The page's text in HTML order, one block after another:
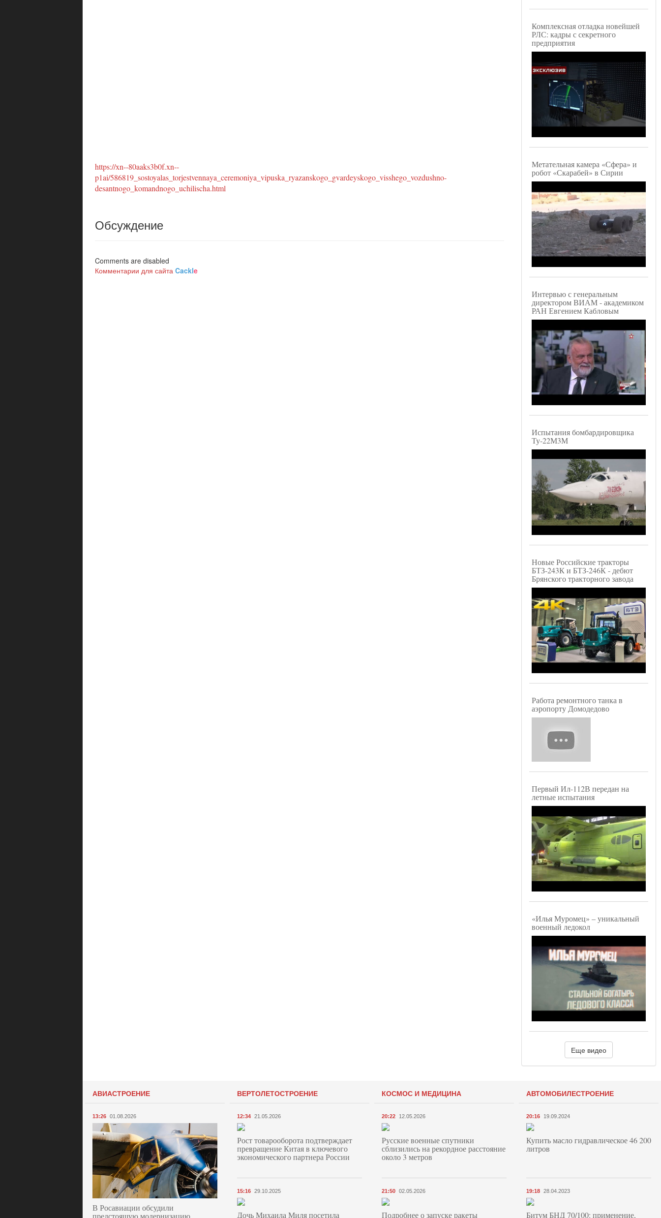
https://xn--80aaks3b0f.xn--
p1ai/586819_sostoyalas_torjestvennaya_ceremoniya_vipuska_ryazanskogo_gvardeyskogo_visshego_vozdushno-
desantnogo_komandnogo_uchilischa.html
Обсуждение
Comments are disabled
Комментарии для сайта Cackle
Комплексная отладка новейшей
РЛС: кадры с секретного
предприятия
Метательная камера «Сфера» и
робот «Скарабей» в Сирии
Интервью с генеральным
директором ВИАМ - академиком
РАН Евгением Кабловым
Испытания бомбардировщика
Ту-22М3М
Новые Российские тракторы
БТЗ-243К и БТЗ-246К - дебют
Брянского тракторного завода
Работа ремонтного танка в
аэропорту Домодедово
Первый Ил-112В передан на
летные испытания
«Илья Муромец» – уникальный
военный ледокол
Еще видео
АВИАСТРОЕНИЕ
13:26 01.08.2026
В Росавиации обсудили
предстоящую модернизацию
ВЕРТОЛЕТОСТРОЕНИЕ
12:34 21.05.2026
Рост товарооборота подтверждает
превращение Китая в ключевого
экономического партнера России
15:16 29.10.2025
Дочь Михаила Миля посетила
КОСМОС И МЕДИЦИНА
20:22 12.05.2026
Русские военные спутники
сблизились на рекордное расстояние
около 3 метров
21:50 02.05.2026
Подробнее о запуске ракеты
АВТОМОБИЛЕСТРОЕНИЕ
20:16 19.09.2024
Купить масло гидравлическое 46 200
литров
19:18 28.04.2023
Битум БНД 70/100: применение,